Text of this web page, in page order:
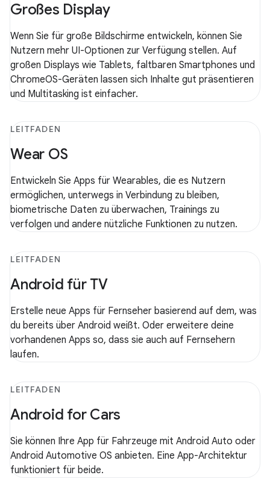
Großes Display
Wenn Sie für große Bildschirme entwickeln, können Sie
Nutzern mehr UI-Optionen zur Verfügung stellen. Auf
großen Displays wie Tablets, faltbaren Smartphones und
ChromeOS-Geräten lassen sich Inhalte gut präsentieren
und Multitasking ist einfacher.
LEITFADEN
Wear OS
Entwickeln Sie Apps für Wearables, die es Nutzern
ermöglichen, unterwegs in Verbindung zu bleiben,
biometrische Daten zu überwachen, Trainings zu
verfolgen und andere nützliche Funktionen zu nutzen.
LEITFADEN
Android für TV
Erstelle neue Apps für Fernseher basierend auf dem, was
du bereits über Android weißt. Oder erweitere deine
vorhandenen Apps so, dass sie auch auf Fernsehern
laufen.
LEITFADEN
Android for Cars
Sie können Ihre App für Fahrzeuge mit Android Auto oder
Android Automotive OS anbieten. Eine App-Architektur
funktioniert für beide.